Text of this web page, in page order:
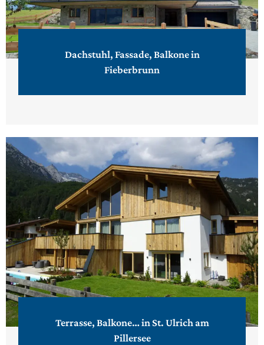
Dachstuhl, Fassade, Balkone in
Fieberbrunn
Terrasse, Balkone… in St. Ulrich am
Pillersee